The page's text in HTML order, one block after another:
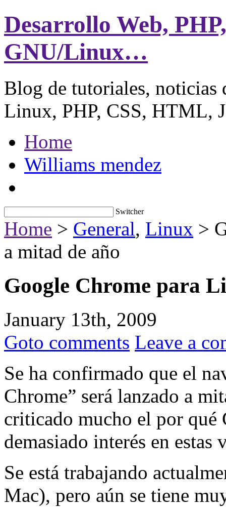
Desarrollo Web,
GNU/Linux…
Blog de tutoriales, noticias
Linux, PHP, CSS, HTML,
Home
Williams mendez
Switcher
Home > General, Linux >
a mitad de año
Google Chrome para
January 13th, 2009
Goto comments Leave a
Se ha confirmado que el
Chrome” será lanzado a
criticado mucho el por qué
demasiado interés en estas
Se está trabajando
Mac), pero aún se tiene